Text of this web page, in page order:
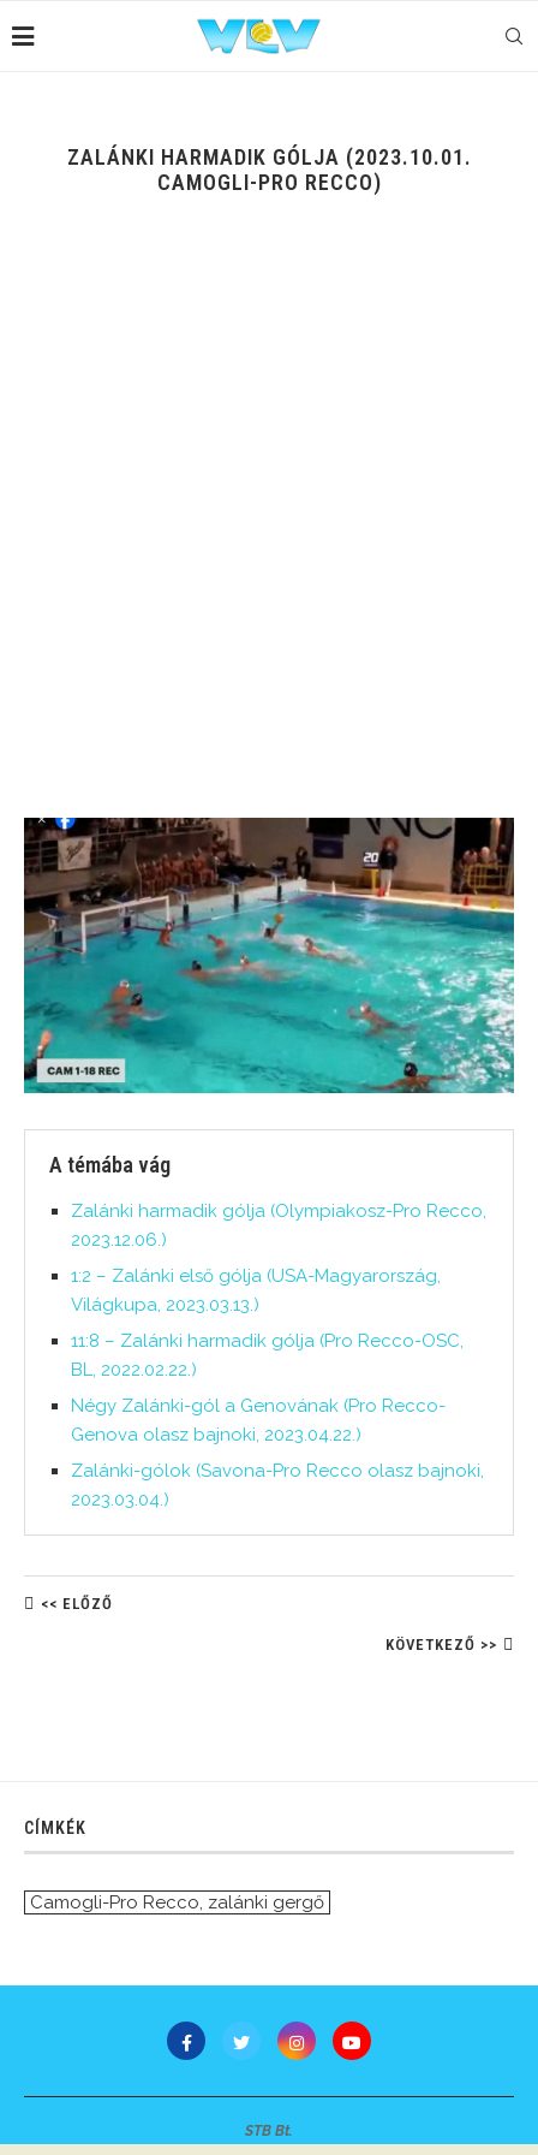
ZALÁNKI HARMADIK GÓLJA (2023.10.01.
CAMOGLI-PRO RECCO)
A témába vág
Zalánki harmadik gólja (Olympiakosz-Pro Recco,
2023.12.06.)
1:2 – Zalánki első gólja (USA-Magyarország,
Világkupa, 2023.03.13.)
11:8 – Zalánki harmadik gólja (Pro Recco-OSC,
BL, 2022.02.22.)
Négy Zalánki-gól a Genovának (Pro Recco-
Genova olasz bajnoki, 2023.04.22.)
Zalánki-gólok (Savona-Pro Recco olasz bajnoki,
2023.03.04.)
<< ELŐZŐ
KÖVETKEZŐ >>
CÍMKÉK
Camogli-Pro Recco, zalánki gergő
STB Bt.
Minden jog fenntartva © 2007-2022